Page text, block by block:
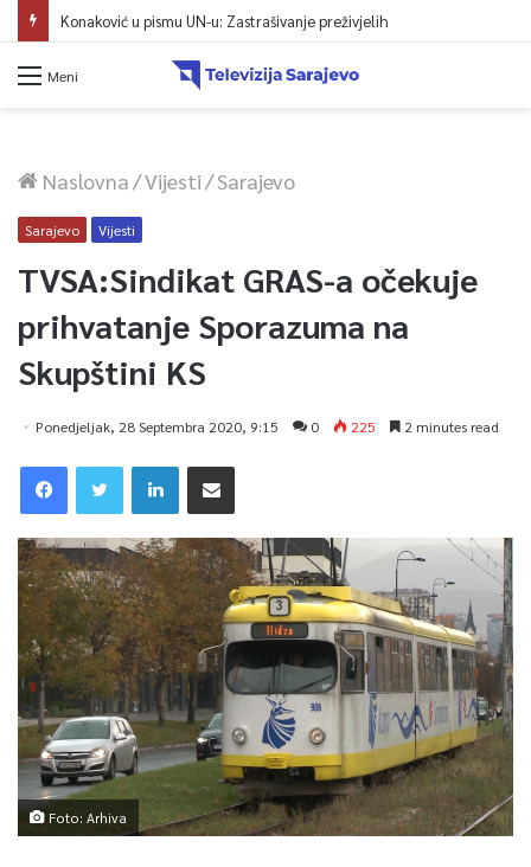
Konaković u pismu UN-u: Zastrašivanje preživjelih
Meni
Naslovna/Vijesti/Sarajevo
Sarajevo Vijesti
TVSA:Sindikat GRAS-a očekuje
prihvatanje Sporazuma na
Skupštini KS
Ponedjeljak, 28 Septembra 2020, 9:15 0 225 2 minutes read
Foto: Arhiva